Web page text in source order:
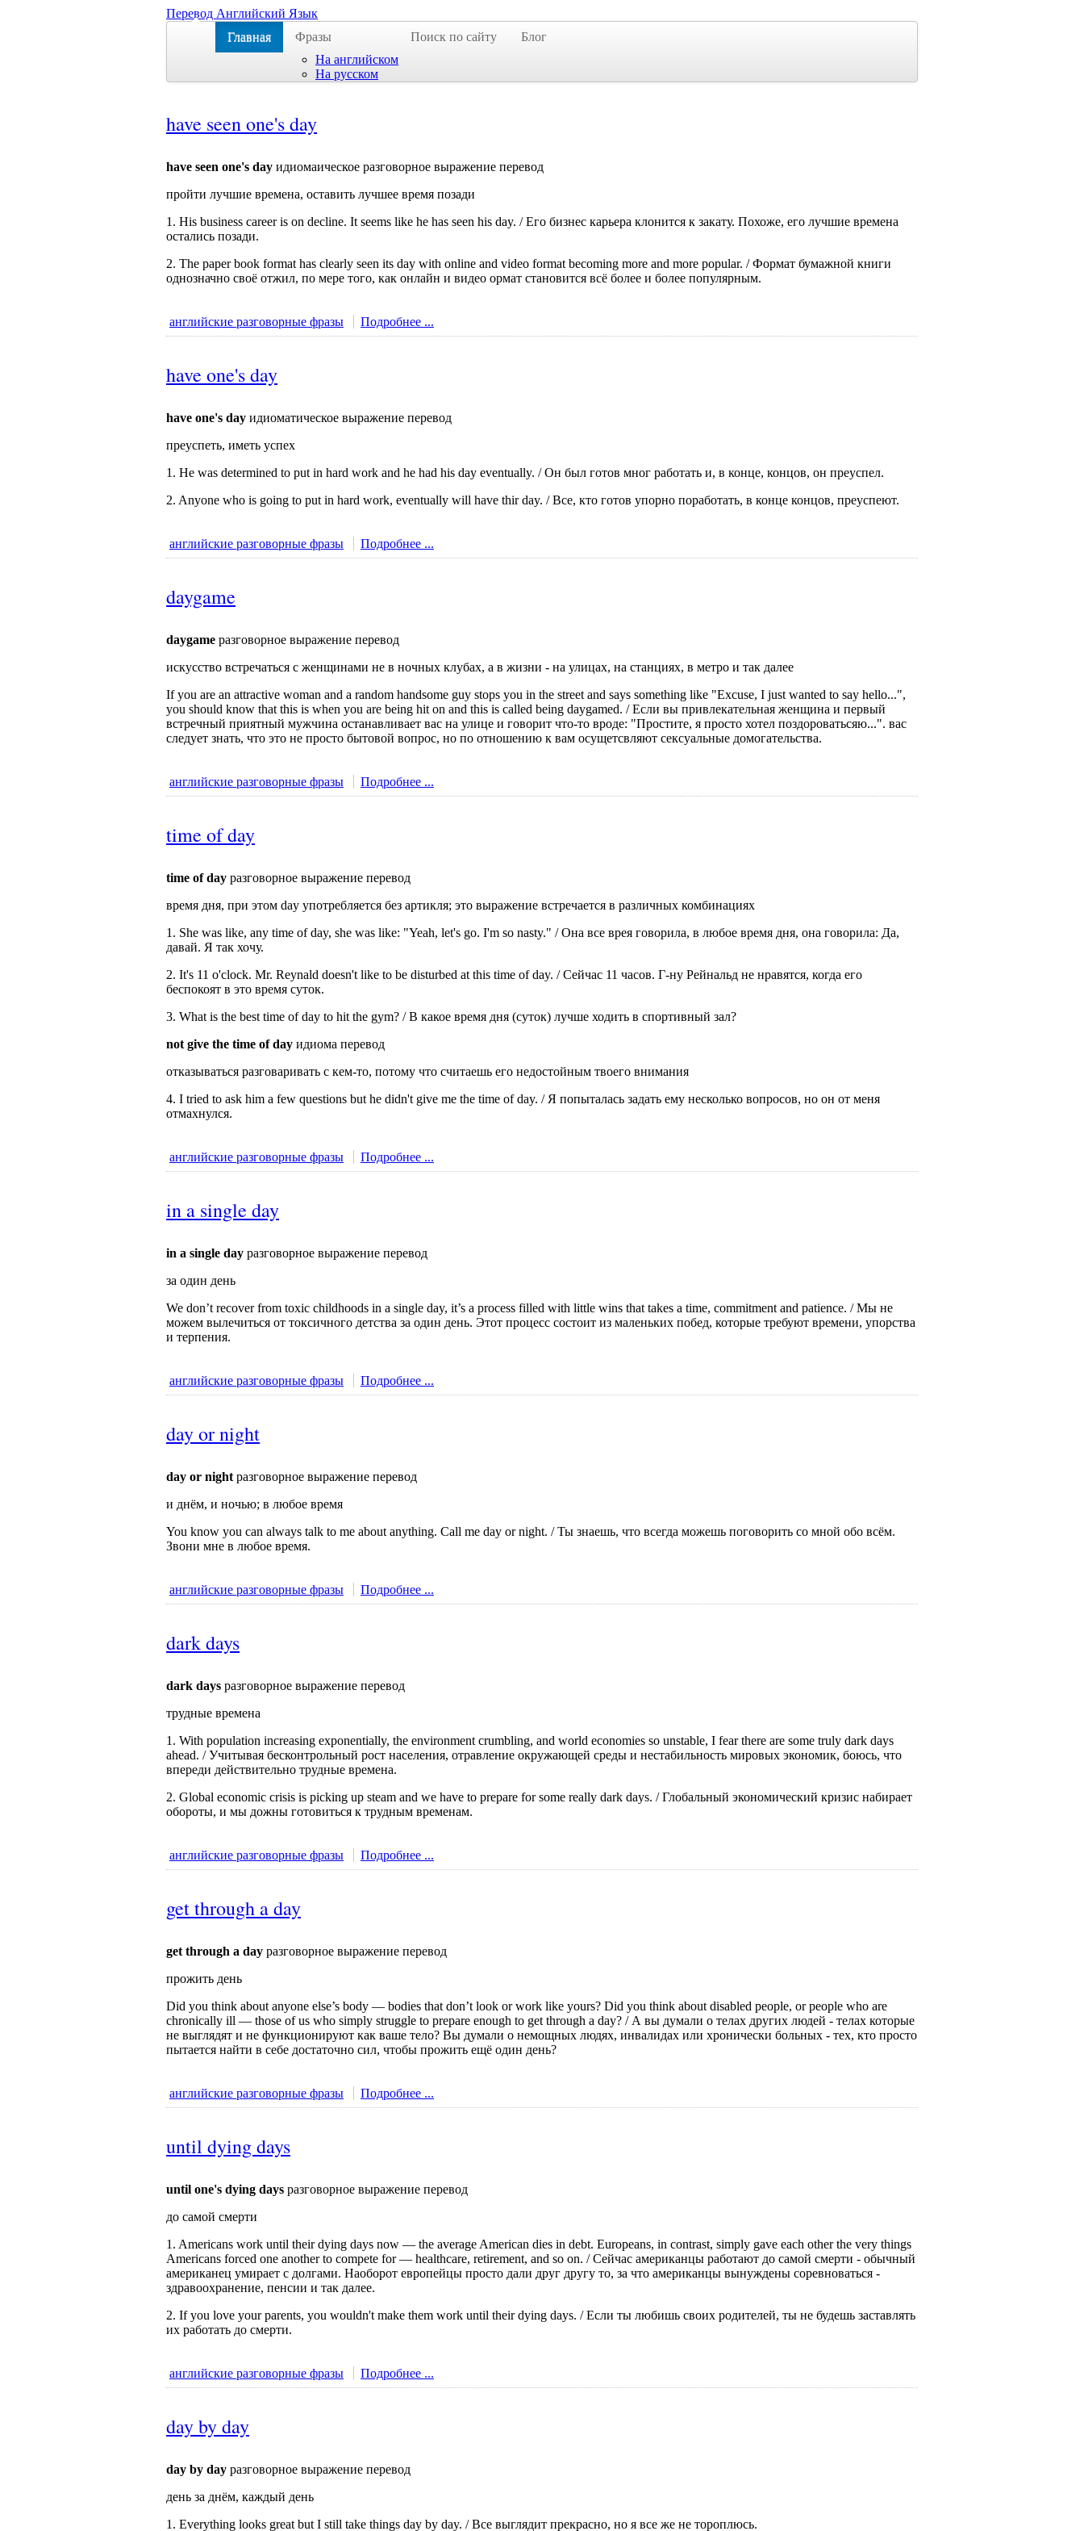
Перевод Английский Язык
Главная
Фразы
На английском
На русском
Поиск по сайту Блог
have seen one's day
have seen one's day идиомаическое разговорное выражение перевод
пройти лучшие времена, оставить лучшее время позади
1. His business career is on decline. It seems like he has seen his day. / Его бизнес карьера клонится к закату. Похоже, его лучшие времена
остались позади.
2. The paper book format has clearly seen its day with online and video format becoming more and more popular. / Формат бумажной книги
однозначно своё отжил, по мере того, как онлайн и видео ормат становится всё более и более популярным.
английские разговорные фразы Подробнее ...
have one's day
have one's day идиоматическое выражение перевод
преуспеть, иметь успех
1. He was determined to put in hard work and he had his day eventually. / Он был готов мног работать и, в конце, концов, он преуспел.
2. Anyone who is going to put in hard work, eventually will have thir day. / Все, кто готов упорно поработать, в конце концов, преуспеют.
английские разговорные фразы Подробнее ...
daygame
daygame разговорное выражение перевод
искусство встречаться с женщинами не в ночных клубах, а в жизни - на улицах, на станциях, в метро и так далее
If you are an attractive woman and a random handsome guy stops you in the street and says something like "Excuse, I just wanted to say hello...",
you should know that this is when you are being hit on and this is called being daygamed. / Если вы привлекательная женщина и первый
встречный приятный мужчина останавливает вас на улице и говорит что-то вроде: "Простите, я просто хотел поздороватьсяю...". вас
следует знать, что это не просто бытовой вопрос, но по отношению к вам осущетсвляют сексуальные домогательства.
английские разговорные фразы Подробнее ...
time of day
time of day разговорное выражение перевод
время дня, при этом day употребляется без артикля; это выражение встречается в различных комбинациях
1. She was like, any time of day, she was like: "Yeah, let's go. I'm so nasty." / Она все врея говорила, в любое время дня, она говорила: Да,
давай. Я так хочу.
2. It's 11 o'clock. Mr. Reynald doesn't like to be disturbed at this time of day. / Сейчас 11 часов. Г-ну Рейнальд не нравятся, когда его
беспокоят в это время суток.
3. What is the best time of day to hit the gym? / В какое время дня (суток) лучше ходить в спортивный зал?
not give the time of day идиома перевод
отказываться разговаривать с кем-то, потому что считаешь его недостойным твоего внимания
4. I tried to ask him a few questions but he didn't give me the time of day. / Я попыталась задать ему несколько вопросов, но он от меня
отмахнулся.
английские разговорные фразы Подробнее ...
in a single day
in a single day разговорное выражение перевод
за один день
We don’t recover from toxic childhoods in a single day, it’s a process filled with little wins that takes a time, commitment and patience. / Мы не
можем вылечиться от токсичного детства за один день. Этот процесс состоит из маленьких побед, которые требуют времени, упорства
и терпения.
английские разговорные фразы Подробнее ...
day or night
day or night разговорное выражение перевод
и днём, и ночью; в любое время
You know you can always talk to me about anything. Call me day or night. / Ты знаешь, что всегда можешь поговорить со мной обо всём.
Звони мне в любое время.
английские разговорные фразы Подробнее ...
dark days
dark days разговорное выражение перевод
трудные времена
1. With population increasing exponentially, the environment crumbling, and world economies so unstable, I fear there are some truly dark days
ahead. / Учитывая бесконтрольный рост населения, отравление окружающей среды и нестабильность мировых экономик, боюсь, что
впереди действительно трудные времена.
2. Global economic crisis is picking up steam and we have to prepare for some really dark days. / Глобальный экономический кризис набирает
обороты, и мы дожны готовиться к трудным временам.
английские разговорные фразы Подробнее ...
get through a day
get through a day разговорное выражение перевод
прожить день
Did you think about anyone else’s body — bodies that don’t look or work like yours? Did you think about disabled people, or people who are
chronically ill — those of us who simply struggle to prepare enough to get through a day? / А вы думали о телах других людей - телах которые
не выглядят и не функционируют как ваше тело? Вы думали о немощных людях, инвалидах или хронически больных - тех, кто просто
пытается найти в себе достаточно сил, чтобы прожить ещё один день?
английские разговорные фразы Подробнее ...
until dying days
until one's dying days разговорное выражение перевод
до самой смерти
1. Americans work until their dying days now — the average American dies in debt. Europeans, in contrast, simply gave each other the very things
Americans forced one another to compete for — healthcare, retirement, and so on. / Сейчас американцы работают до самой смерти - обычный
американец умирает с долгами. Наоборот европейцы просто дали друг другу то, за что американцы вынуждены соревноваться -
здравоохранение, пенсии и так далее.
2. If you love your parents, you wouldn't make them work until their dying days. / Если ты любишь своих родителей, ты не будешь заставлять
их работать до смерти.
английские разговорные фразы Подробнее ...
day by day
day by day разговорное выражение перевод
день за днём, каждый день
1. Everything looks great but I still take things day by day. / Все выглядит прекрасно, но я все же не тороплюсь.